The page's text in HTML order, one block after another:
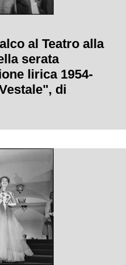
al Teatro alla
serata
lirica 1954-
di
Visconti